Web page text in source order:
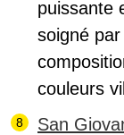
puissante
soigné
couleurs
San